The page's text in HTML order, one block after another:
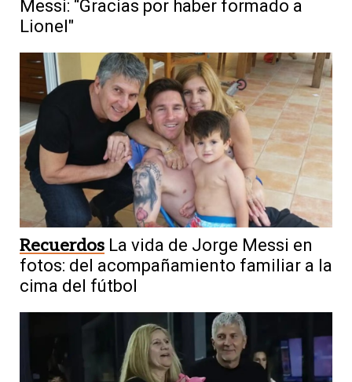
Messi: “Gracias por haber formado a
Lionel"
Recuerdos La vida de Jorge Messi en
fotos: del acompañamiento familiar a la
cima del fútbol